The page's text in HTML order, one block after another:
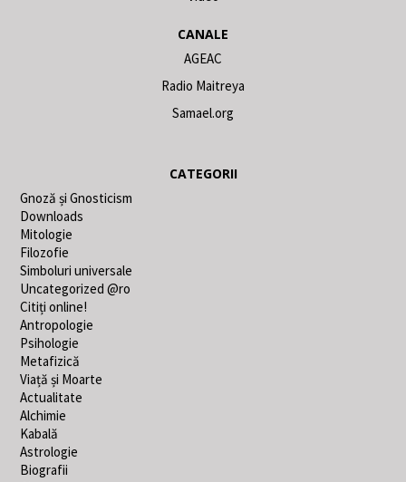
CANALE
AGEAC
Radio Maitreya
Samael.org
CATEGORII
Gnoză și Gnosticism
Downloads
Mitologie
Filozofie
Simboluri universale
Uncategorized @ro
Citiți online!
Antropologie
Psihologie
Metafizică
Viață și Moarte
Actualitate
Alchimie
Kabală
Astrologie
Biografii